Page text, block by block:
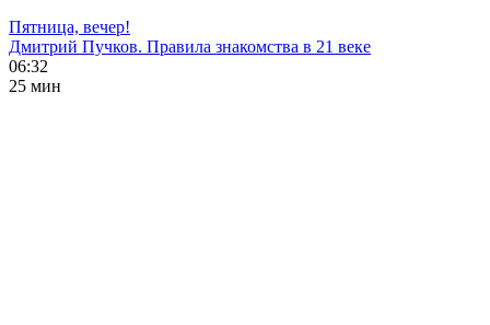
Пятница, вечер!
Дмитрий Пучков. Правила знакомства в 21 веке
06:32
25 мин